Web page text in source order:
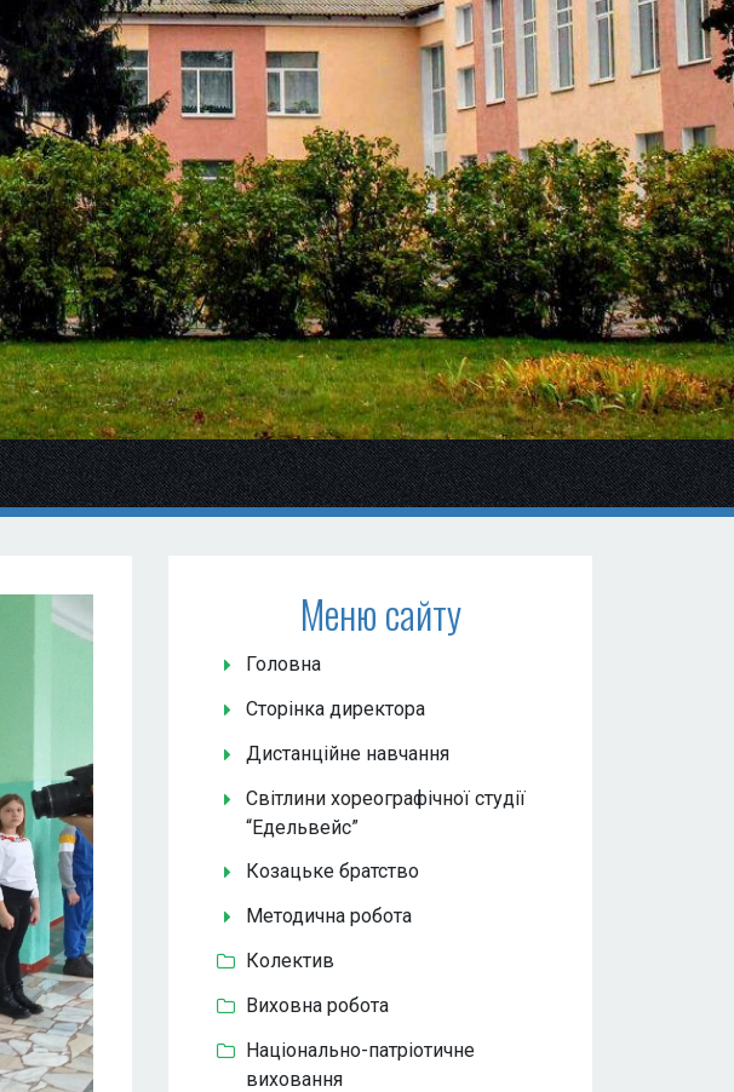
Меню сайту
Головна
Сторінка директора
Дистанційне навчання
Світлини хореографічної студії
“Едельвейс”
Козацьке братство
Методична робота
Колектив
Виховна робота
Національно-патріотичне
виховання